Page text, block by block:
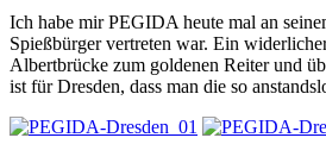
Ich habe mir PEGIDA heute mal an
Spießbürger vertreten war. Ein
Albertbrücke zum goldenen Reiter und
ist für Dresden, dass man die so